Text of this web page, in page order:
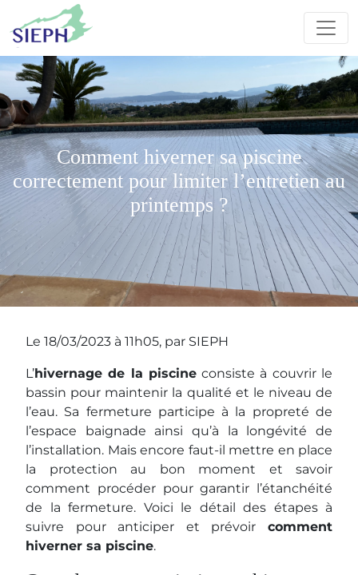
Comment hiverner sa piscine
correctement pour limiter l’entretien au
printemps ?
Le 18/03/2023 à 11h05, par SIEPH
L’hivernage de la piscineconsiste à couvrir le
bassin pour maintenir la qualité et le niveau de
l’eau. Sa fermeture participe à la propreté de
l’espace baignade ainsi qu’à la longévité de
l’installation. Mais encore faut-il mettre en place
la protection au bon moment et savoir
comment procéder pour garantir l’étanchéité
de la fermeture. Voici le détail des étapes à
suivre pour anticiper et prévoir comment
hiverner sa piscine.